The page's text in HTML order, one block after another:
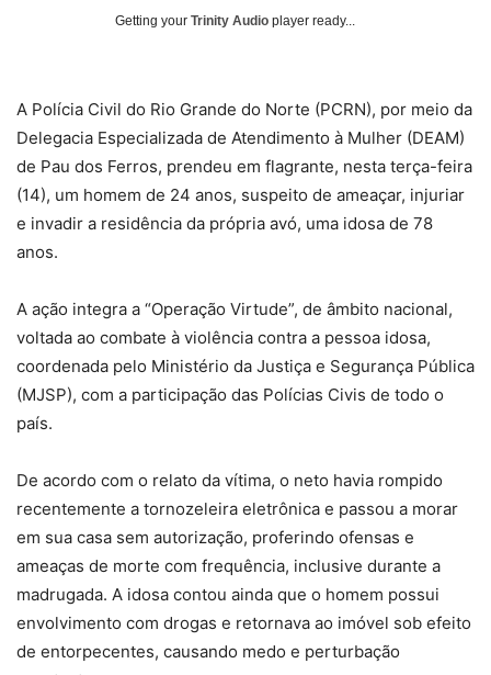
Getting your Trinity Audio player ready...
A Polícia Civil do Rio Grande do Norte (PCRN), por meio da
Delegacia Especializada de Atendimento à Mulher (DEAM)
de Pau dos Ferros, prendeu em flagrante, nesta terça-feira
(14), um homem de 24 anos, suspeito de ameaçar, injuriar
e invadir a residência da própria avó, uma idosa de 78
anos.
A ação integra a “Operação Virtude”, de âmbito nacional,
voltada ao combate à violência contra a pessoa idosa,
coordenada pelo Ministério da Justiça e Segurança Pública
(MJSP), com a participação das Polícias Civis de todo o
país.
De acordo com o relato da vítima, o neto havia rompido
recentemente a tornozeleira eletrônica e passou a morar
em sua casa sem autorização, proferindo ofensas e
ameaças de morte com frequência, inclusive durante a
madrugada. A idosa contou ainda que o homem possui
envolvimento com drogas e retornava ao imóvel sob efeito
de entorpecentes, causando medo e perturbação